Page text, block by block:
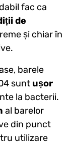
fac ca
de
și chiar în
barele
sunt ușor
la bacterii.
al barelor
din punct
utilizare